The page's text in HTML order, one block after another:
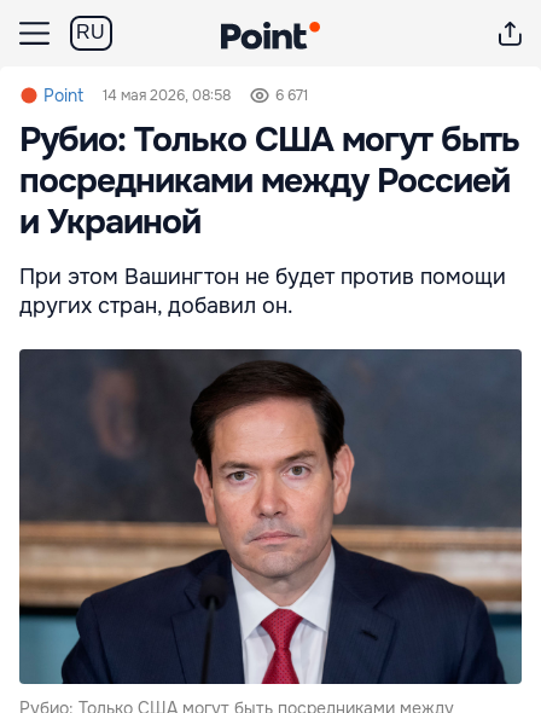
RU
Point 14 мая 2026, 08:58 6 671
Рубио: Только США могут быть
посредниками между Россией
и Украиной
При этом Вашингтон не будет против помощи
других стран, добавил он.
Рубио: Только США могут быть посредниками между